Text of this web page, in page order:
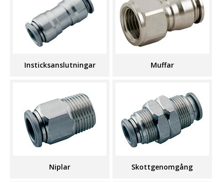
Insticksanslutningar Muffar
Niplar Skottgenomgång